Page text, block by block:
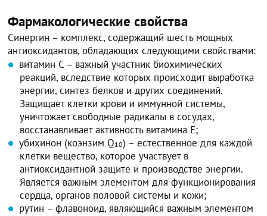
Фармакологические свойства
Синергин – комплекс, содержащий шесть мощных
антиоксидантов, обладающих следующими свойствами:
витамин C – важный участник биохимических
реакций, вследствие которых происходит выработка
энергии, синтез белков и других соединений.
Защищает клетки крови и иммунной системы,
уничтожает свободные радикалы в сосудах,
восстанавливает активность витамина E;
убихинон (коэнзим Q10) – естественное для каждой
клетки вещество, которое участвует в
антиоксидантной защите и производстве энергии.
Является важным элементом для функционирования
сердца, органов половой системы и кожи;
рутин – флавоноид, являющийся важным элементом